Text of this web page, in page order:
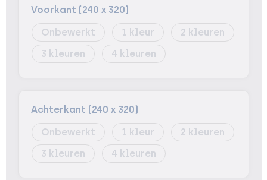
Voorkant (240 x 320)
Onbewerkt
1
2
3
4
Achterkant (240 x 320)
Onbewerkt
1
2
3
4